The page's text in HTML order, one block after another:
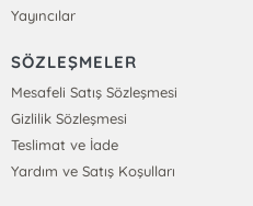
Yayıncılar
SÖZLEŞMELER
Mesafeli Satış Sözleşmesi
Gizlilik Sözleşmesi
Teslimat ve İade
Yardım ve Satış Koşulları